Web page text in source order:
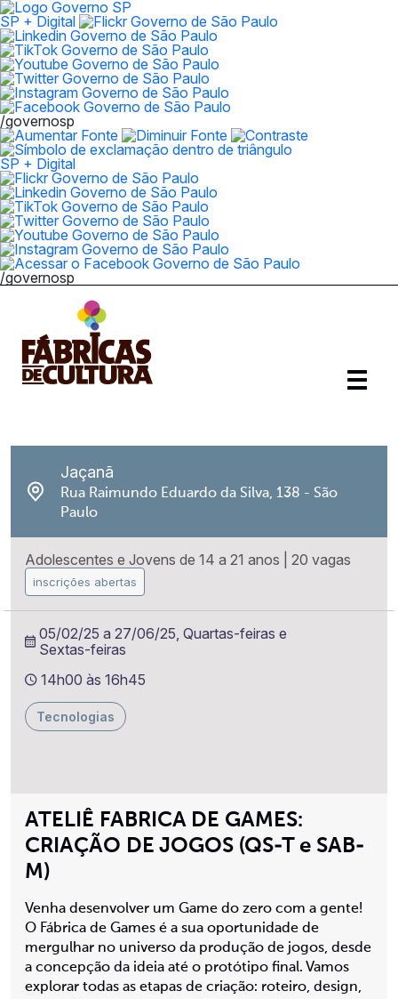
SP + Digital
/governosp
SP + Digital
/governosp
ATELIÊ FABRICA DE GAMES:
CRIAÇÃO DE JOGOS (QS-T e SAB-
M)
Venha desenvolver um Game do zero com a gente!
O Fábrica de Games é a sua oportunidade de
mergulhar no universo da produção de jogos, desde
a concepção da ideia até o protótipo final. Vamos
explorar todas as etapas de criação: roteiro, design,
Jaçanã
Rua Raimundo Eduardo da Silva, 138 - São
Paulo
Adolescentes e Jovens de 14 a 21 anos 20 vagas
inscrições abertas
05/02/25 a 27/06/25, Quartas-feiras e
Sextas-feiras
14h00 às 16h45
Tecnologias